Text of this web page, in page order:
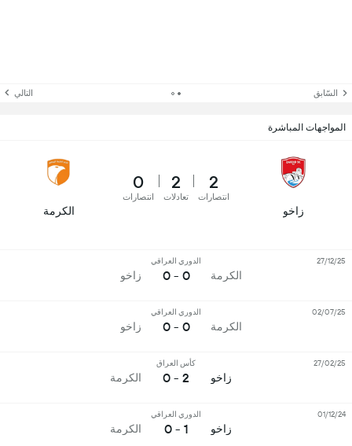
السّابق التالي
المواجهات المباشرة
زاخو
2
انتصارات
2
تعادلات
0
انتصارات
الكرمة
الكرمة
الدوري العراقي
0 - 0 زاخو
27/12/25
الكرمة
الدوري العراقي
0 - 0 زاخو
02/07/25
زاخو
كأس العراق
2 - 0 الكرمة
27/02/25
زاخو
الدوري العراقي
1 - 0 الكرمة
01/12/24